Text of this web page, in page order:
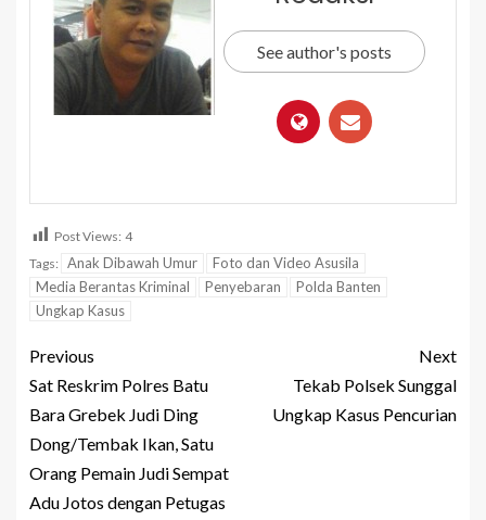
See author's posts
Post Views: 4
Tags: Anak Dibawah Umur
Foto dan Video Asusila
Media Berantas Kriminal
Penyebaran
Polda Banten
Ungkap Kasus
Previous
Sat Reskrim Polres Batu
Bara Grebek Judi Ding
Dong/Tembak Ikan, Satu
Orang Pemain Judi Sempat
Adu Jotos dengan Petugas
Next
Tekab Polsek Sunggal
Ungkap Kasus Pencurian